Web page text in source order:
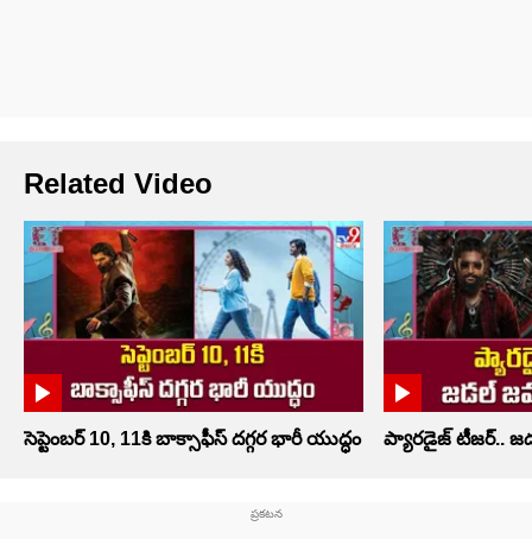
Related Video
సెప్టెంబర్‌ 10, 11కి బాక్సాఫీస్ దగ్గర భారీ యుద్ధం ప్యారడైజ్ టీజర్..